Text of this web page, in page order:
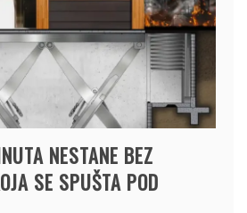
NESTANE BEZ
SE SPUŠTA POD